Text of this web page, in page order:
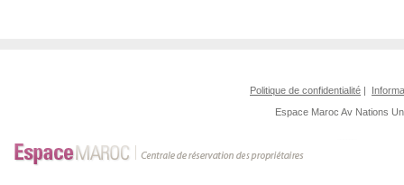
Politique de confidentialité |
Espace Maroc Av Nations